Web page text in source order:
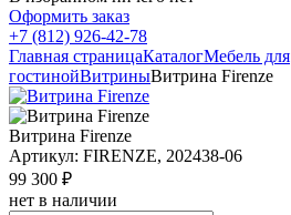
Оформить заказ
+7 (812) 926-42-78
Главная страницаКаталогМебель для
гостинойВитриныВитрина Firenze
Витрина Firenze
Артикул: FIRENZE, 202438-06
99 300 ₽
нет в наличии